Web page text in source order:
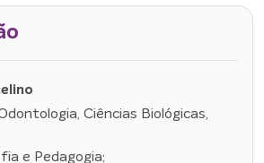
Ciências Biológicas,
e Pedagogia;